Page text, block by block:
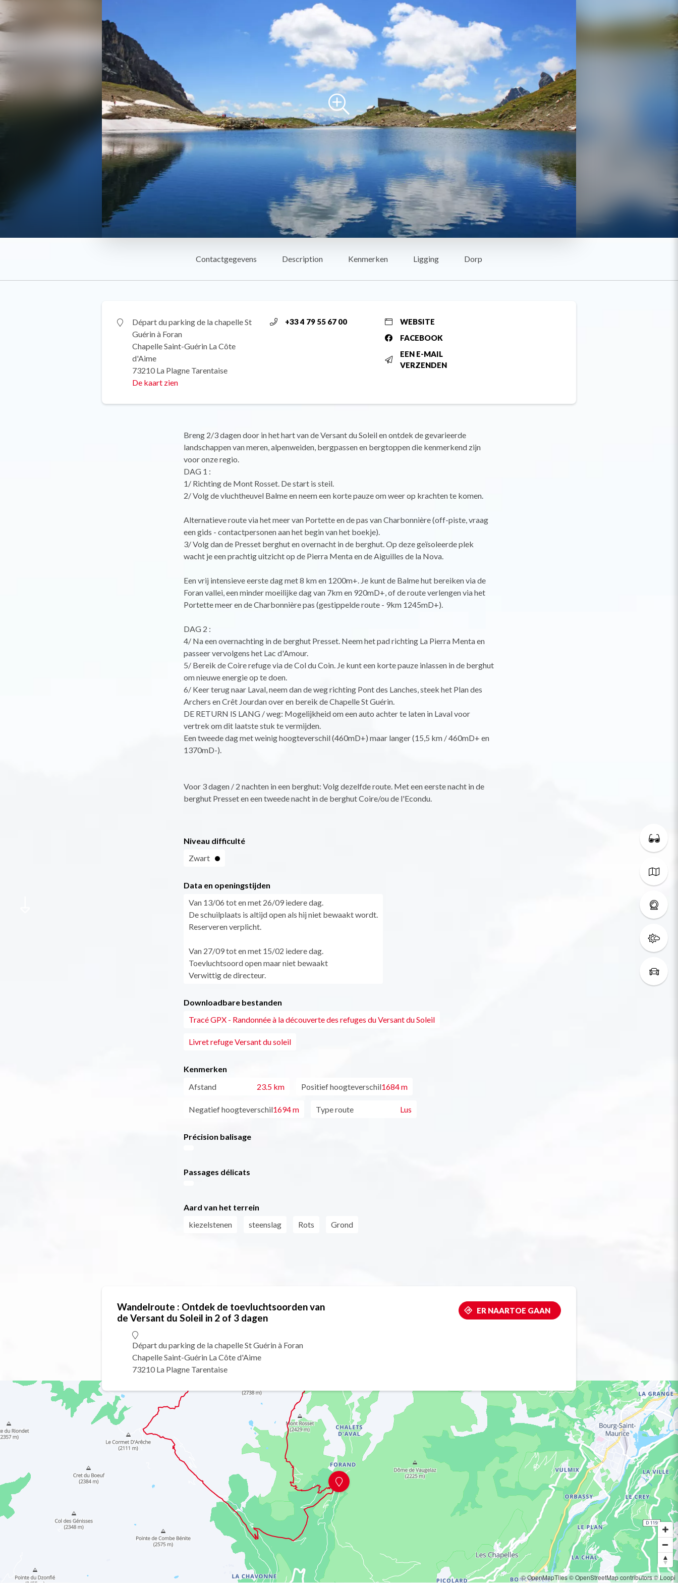
Contactgegevens Description Kenmerken Ligging Dorp
Départ du parking de la chapelle St
Guérin à Foran
Chapelle Saint-Guérin La Côte
d'Aime
73210 La Plagne Tarentaise
De kaart zien
+33 4 79 55 67 00
WEBSITE
FACEBOOK
EEN E-MAIL
VERZENDEN
Breng 2/3 dagen door in het hart van de Versant du Soleil en ontdek de gevarieerde
landschappen van meren, alpenweiden, bergpassen en bergtoppen die kenmerkend zijn
voor onze regio.
DAG 1 :
1/ Richting de Mont Rosset. De start is steil.
2/ Volg de vluchtheuvel Balme en neem een korte pauze om weer op krachten te komen.
Alternatieve route via het meer van Portette en de pas van Charbonnière (off-piste, vraag
een gids - contactpersonen aan het begin van het boekje).
3/ Volg dan de Presset berghut en overnacht in de berghut. Op deze geïsoleerde plek
wacht je een prachtig uitzicht op de Pierra Menta en de Aiguilles de la Nova.
Een vrij intensieve eerste dag met 8 km en 1200m+. Je kunt de Balme hut bereiken via de
Foran vallei, een minder moeilijke dag van 7km en 920mD+, of de route verlengen via het
Portette meer en de Charbonnière pas (gestippelde route - 9km 1245mD+).
DAG 2 :
4/ Na een overnachting in de berghut Presset. Neem het pad richting La Pierra Menta en
passeer vervolgens het Lac d'Amour.
5/ Bereik de Coire refuge via de Col du Coin. Je kunt een korte pauze inlassen in de berghut
om nieuwe energie op te doen.
6/ Keer terug naar Laval, neem dan de weg richting Pont des Lanches, steek het Plan des
Archers en Crêt Jourdan over en bereik de Chapelle St Guérin.
DE RETURN IS LANG / weg: Mogelijkheid om een auto achter te laten in Laval voor
vertrek om dit laatste stuk te vermijden.
Een tweede dag met weinig hoogteverschil (460mD+) maar langer (15,5 km / 460mD+ en
1370mD-).
Voor 3 dagen / 2 nachten in een berghut: Volg dezelfde route. Met een eerste nacht in de
berghut Presset en een tweede nacht in de berghut Coire/ou de l'Econdu.
Niveau difficulté
Zwart
Data en openingstijden
Van 13/06 tot en met 26/09 iedere dag.
De schuilplaats is altijd open als hij niet bewaakt wordt.
Reserveren verplicht.
Van 27/09 tot en met 15/02 iedere dag.
Toevluchtsoord open maar niet bewaakt
Verwittig de directeur.
Downloadbare bestanden
Tracé GPX - Randonnée à la découverte des refuges du Versant du Soleil
Livret refuge Versant du soleil
Kenmerken
Afstand
23.5 km Positief hoogteverschil1684 m
Negatief hoogteverschil1694 m Type route Lus
Précision balisage
Passages délicats
Aard van het terrein
kiezelstenen
steenslag Rots Grond
Wandelroute : Ontdek de toevluchtsoorden van
de Versant du Soleil in 2 of 3 dagen
Départ du parking de la chapelle St Guérin à Foran
Chapelle Saint-Guérin La Côte d'Aime
73210 La Plagne Tarentaise
ER NAARTOE GAAN
© OpenMapTiles© OpenStreetMap contributors© Loopi